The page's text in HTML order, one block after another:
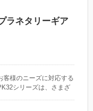
ラネタリーギア
客様のニーズに対応する
シリーズは、さまざ